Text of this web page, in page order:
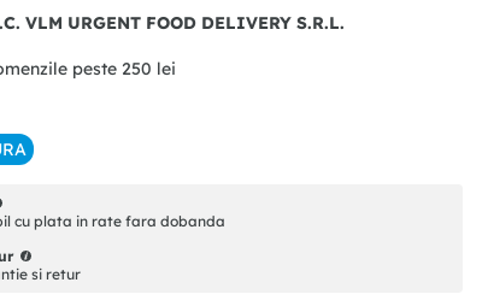
VLM URGENT FOOD DELIVERY S.R.L.
peste 250 lei
cu plata in rate fara dobanda
si retur